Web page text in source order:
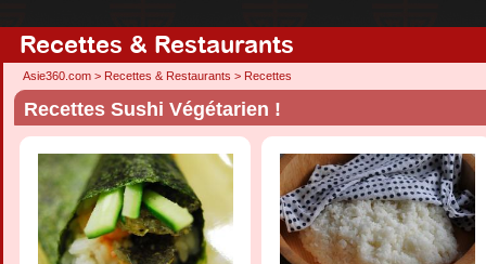
Recettes & Restaurants
Asie360.com > Recettes & Restaurants > Recettes
Recettes Sushi Végétarien !